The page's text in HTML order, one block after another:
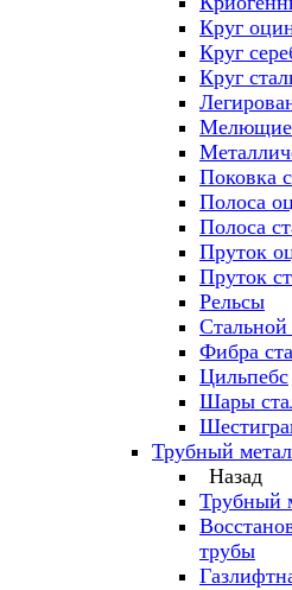
Круг
Круг
Круг
Поковка
Полоса
Полоса
Пруток
Пруток
Рельсы
Фибра
Цильпебс
Шары
Трубный
Назад
Трубный
трубы